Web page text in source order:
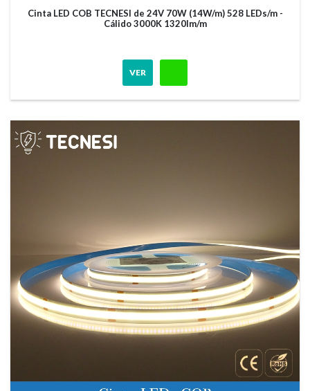
Cinta LED COB TECNESI de 24V 70W (14W/m) 528 LEDs/m -
Cálido 3000K 1320lm/m
VER